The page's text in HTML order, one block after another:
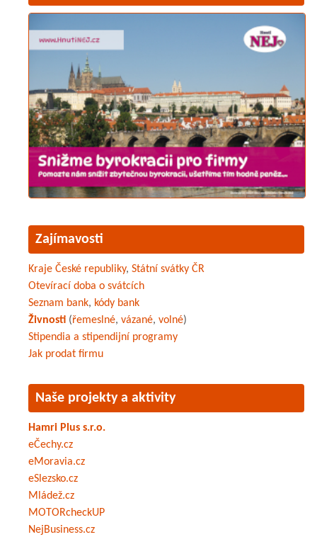
Zajímavosti
Kraje České republiky, Státní svátky ČR
Otevírací doba o svátcích
Seznam bank, kódy bank
Živnosti (řemeslné, vázané, volné)
Stipendia a stipendijní programy
Jak prodat firmu
Naše projekty a aktivity
Hamri Plus s.r.o.
eČechy.cz
eMoravia.cz
eSlezsko.cz
Mládež.cz
MOTORcheckUP
NejBusiness.cz